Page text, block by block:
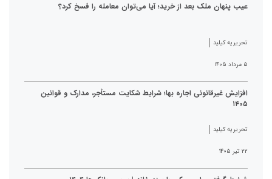
عیب پنهان ملک بعد از خرید؛ آیا می‌توان معامله را فسخ کرد؟
تحریریه کیلید
۵ مرداد ۱۴۰۵
افزایش غیرقانونی اجاره بها؛ شرایط شکایت مستأجر، مدارک و قوانین
۱۴۰۵
تحریریه کیلید
۲۲ تیر ۱۴۰۵